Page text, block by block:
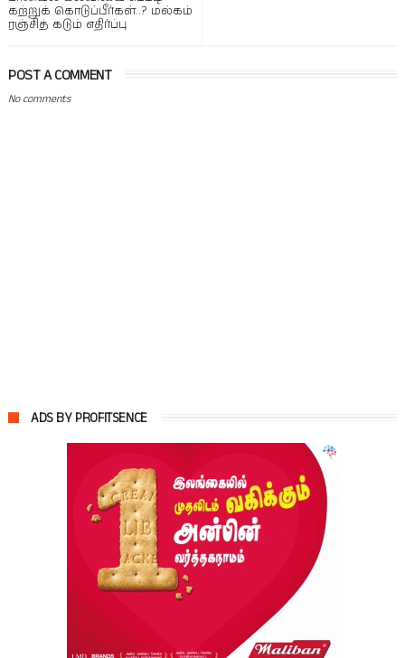
கற்றுக் கொடுப்பீர்கள்..? மல்கம்
ரஞ்சித் கடும் எதிர்ப்பு
POST A COMMENT
No comments
ADS BY PROFITSENCE